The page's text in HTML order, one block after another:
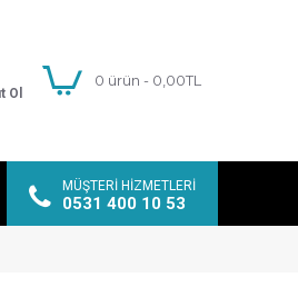
Ol
0 ürün - 0,00TL
MÜŞTERI HIZMETLERI
0531 400 10 53